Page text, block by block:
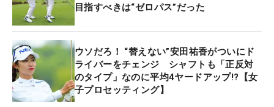
目指すべきは“ゼロパス”だった
ウソだろ！ “替えない”安田祐香がついにド
ライバーをチェンジ シャフトも「正反対
のタイプ」なのに平均4ヤードアップ!?【女
子プロセッティング】